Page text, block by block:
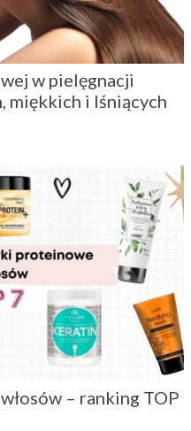
w pielęgnacji
miękkich i lśniących
– ranking TOP